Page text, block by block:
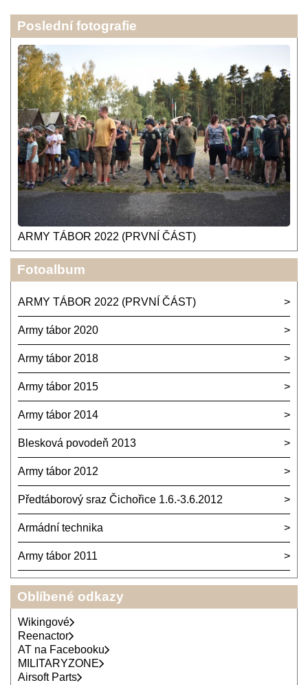
Poslední fotografie
ARMY TÁBOR 2022 (PRVNÍ ČÁST)
Fotoalbum
ARMY TÁBOR 2022 (PRVNÍ ČÁST)
Army tábor 2020
Army tábor 2018
Army tábor 2015
Army tábor 2014
Blesková povodeň 2013
Army tábor 2012
Předtáborový sraz Čichořice 1.6.-3.6.2012
Armádní technika
Army tábor 2011
Oblíbené odkazy
Wikingové
Reenactor
AT na Facebooku
MILITARYZONE
Airsoft Parts